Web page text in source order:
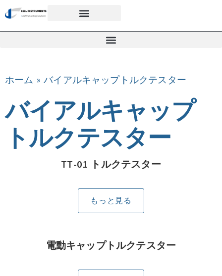
ホーム »バイアルキャップトルクテスター
バイアルキャップ
トルクテスター
TT-01 トルクテスター
もっと見る
電動キャップトルクテスター